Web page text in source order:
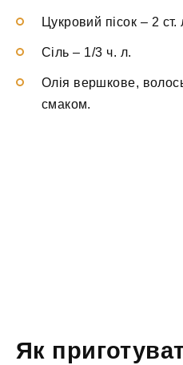
Цукровий пісок– 2 ст.
Сіль – 1/3 ч. л.
Олія вершкове,
смаком.
Як